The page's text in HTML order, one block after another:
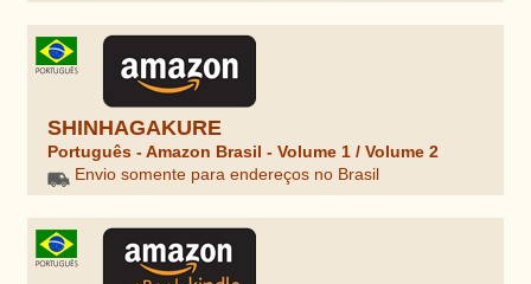
SHINHAGAKURE
Português - Amazon Brasil - Volume 1 / Volume 2
Envio somente para endereços no Brasil